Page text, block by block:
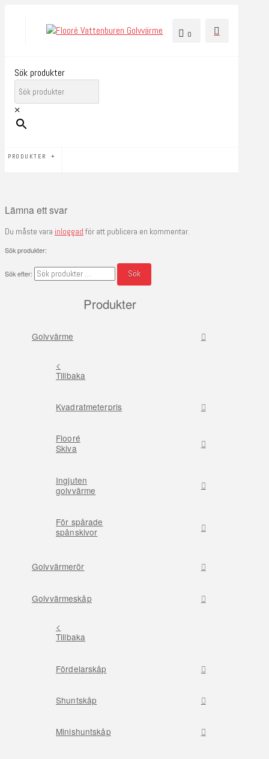
0
Sök produkter
×
PRODUKTER
Lämna ett svar
Du måste vara inloggad för att publicera en kommentar.
Sök produkter:
Sök efter: Sök
Produkter
Golvvärme
<
Tillbaka
Kvadratmeterpris
Flooré
Skiva
Ingjuten
golvvärme
För spårade
spånskivor
Golvvärmerör
Golvvärmeskåp
<
Tillbaka
Fördelarskåp
Shuntskåp
Minishuntskåp